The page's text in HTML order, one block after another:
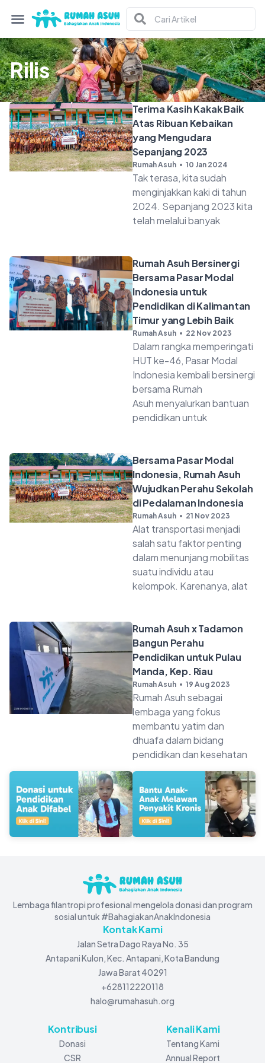
Rilis
Terima Kasih Kakak Baik
Atas Ribuan Kebaikan
yang Mengudara
Sepanjang 2023
Rumah Asuh 10 Jan 2024
Tak terasa, kita sudah
menginjakkan kaki di tahun
2024. Sepanjang 2023 kita
telah melalui banyak
Rumah Asuh Bersinergi
Bersama Pasar Modal
Indonesia untuk
Pendidikan di Kalimantan
Timur yang Lebih Baik
Rumah Asuh 22 Nov 2023
Dalam rangka memperingati
HUT ke-46, Pasar Modal
Indonesia kembali bersinergi
bersama Rumah
Asuh menyalurkan bantuan
pendidikan untuk
Bersama Pasar Modal
Indonesia, Rumah Asuh
Wujudkan Perahu Sekolah
di Pedalaman Indonesia
Rumah Asuh 21 Nov 2023
Alat transportasi menjadi
salah satu faktor penting
dalam menunjang mobilitas
suatu individu atau
kelompok. Karenanya, alat
Rumah Asuh x Tadamon
Bangun Perahu
Pendidikan untuk Pulau
Manda, Kep. Riau
Rumah Asuh 19 Aug 2023
Rumah Asuh sebagai
lembaga yang fokus
membantu yatim dan
dhuafa dalam bidang
pendidikan dan kesehatan
Lembaga filantropi profesional mengelola donasi dan program
sosial untuk #BahagiakanAnakIndonesia
Kontak Kami
Jalan Setra Dago Raya No. 35
Antapani Kulon, Kec. Antapani, Kota Bandung
Jawa Barat 40291
+628112220118
halo@rumahasuh.org
Kontribusi
Donasi
CSR
Kenali Kami
Tentang Kami
Annual Report